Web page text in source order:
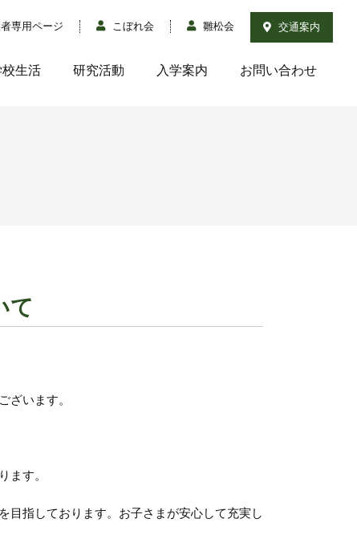
専用ページ こぼれ会 雛松会 交通案内
校生活 研究活動 入学案内 お問い合わせ
て
ざいます。
ます。
目指しております。お子さまが安心して充実し